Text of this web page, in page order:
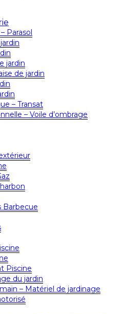
Parasol
jardin
de jardin
– Transat
– Voile d’ombrage
Barbecue
Piscine
du jardin
– Matériel de jardinage